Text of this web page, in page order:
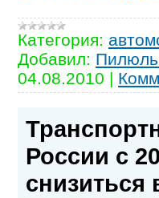
Категория:
Добавил:
04.08.2010 |
России с
снизиться